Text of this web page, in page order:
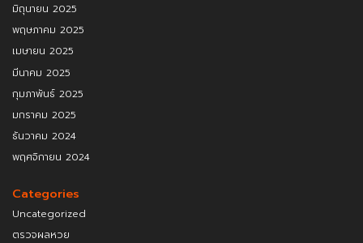
มิถุนายน 2025
พฤษภาคม 2025
เมษายน 2025
มีนาคม 2025
กุมภาพันธ์ 2025
มกราคม 2025
ธันวาคม 2024
พฤศจิกายน 2024
Categories
Uncategorized
ตรวจผลหวย